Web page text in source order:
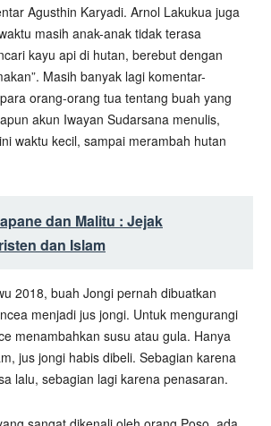
Agusthin Karyadi. Arnol Lakukua juga
masih anak-anak tidak terasa
kayu api di hutan, berebut dengan
Masih banyak lagi komentar-
orang-orang tua tentang buah yang
akun Iwayan Sudarsana menulis,
waktu kecil, sampai merambah hutan
dan Malitu : Jejak
dan Islam
2018, buah Jongi pernah dibuatkan
menjadi jus jongi. Untuk mengurangi
menambahkan susu atau gula. Hanya
jus jongi habis dibeli. Sebagian karena
lalu, sebagian lagi karena penasaran.